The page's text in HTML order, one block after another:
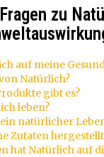
zu
auf meine
Natürlich?
gibt es?
leben?
natürlicher
Zutaten
hat Natürlich auf